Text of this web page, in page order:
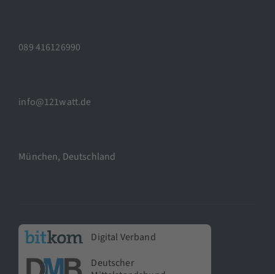
089 416126990
info@121watt.de
München, Deutschland
Digital Verband
Deutscher